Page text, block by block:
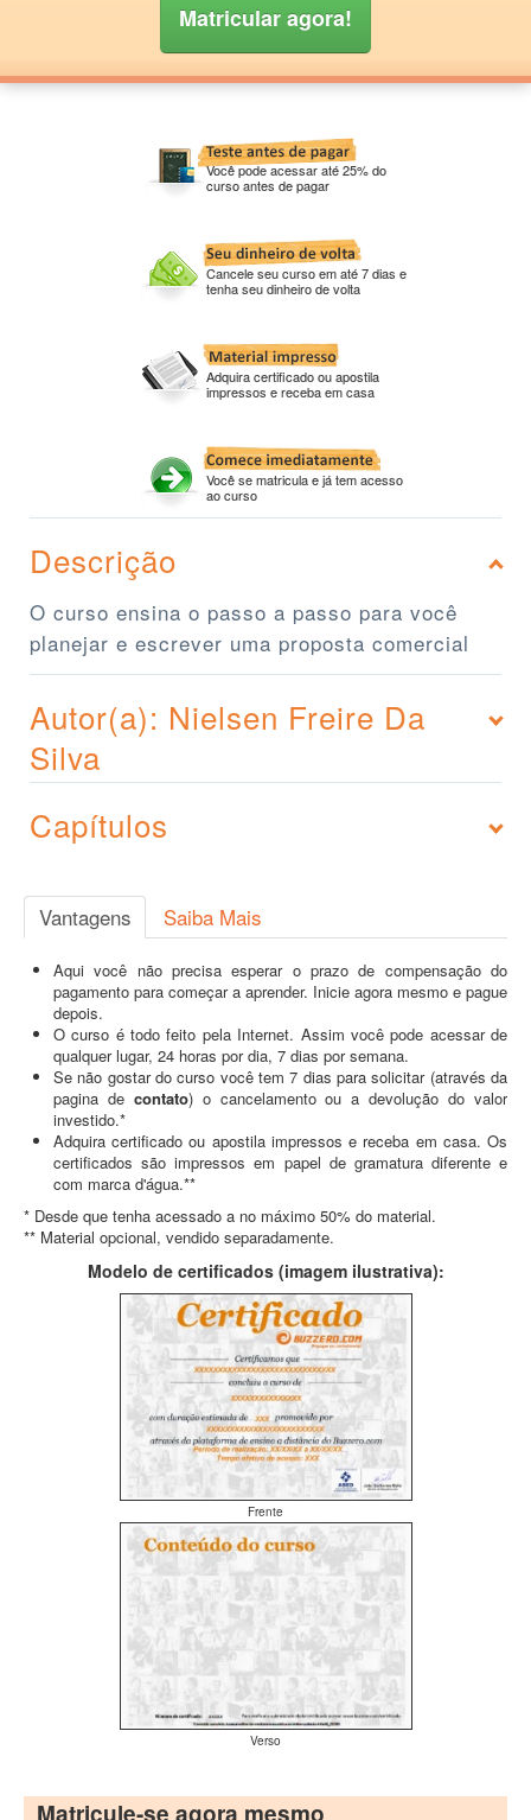
Matricular agora!
Você pode acessar até 25% do
curso antes de pagar
Cancele seu curso em até 7 dias e
tenha seu dinheiro de volta
Adquira certificado ou apostila
impressos e receba em casa
Você se matricula e já tem acesso
ao curso
Descrição
O curso ensina o passo a passo para você
planejar e escrever uma proposta comercial
Autor(a): Nielsen Freire Da
Silva
Capítulos
Vantagens Saiba Mais
Aqui você não precisa esperar o prazo de compensação do
pagamento para começar a aprender. Inicie agora mesmo e pague
depois.
O curso é todo feito pela Internet. Assim você pode acessar de
qualquer lugar, 24 horas por dia, 7 dias por semana.
Se não gostar do curso você tem 7 dias para solicitar (através da
pagina de contato) o cancelamento ou a devolução do valor
investido.*
Adquira certificado ou apostila impressos e receba em casa. Os
certificados são impressos em papel de gramatura diferente e
com marca d'água.**
* Desde que tenha acessado a no máximo 50% do material.
** Material opcional, vendido separadamente.
Modelo de certificados (imagem ilustrativa):
Frente
Verso